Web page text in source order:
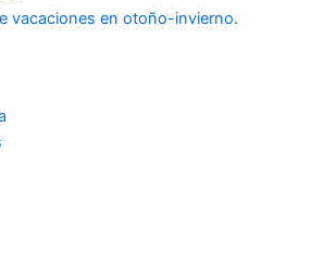
vacaciones en otoño-invierno.